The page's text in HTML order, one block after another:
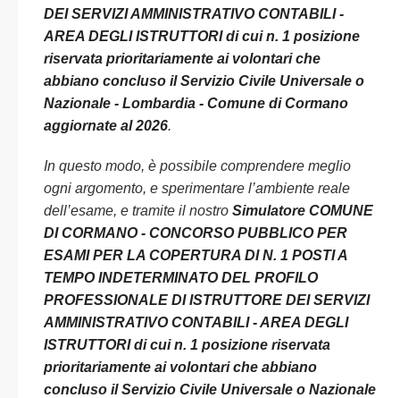
DEI SERVIZI AMMINISTRATIVO CONTABILI -
AREA DEGLI ISTRUTTORI di cui n. 1 posizione
riservata prioritariamente ai volontari che
abbiano concluso il Servizio Civile Universale o
Nazionale - Lombardia - Comune di Cormano
aggiornate al 2026.
In questo modo, è possibile comprendere meglio
ogni argomento, e sperimentare l’ambiente reale
dell’esame, e tramite il nostro Simulatore COMUNE
DI CORMANO - CONCORSO PUBBLICO PER
ESAMI PER LA COPERTURA DI N. 1 POSTI A
TEMPO INDETERMINATO DEL PROFILO
PROFESSIONALE DI ISTRUTTORE DEI SERVIZI
AMMINISTRATIVO CONTABILI - AREA DEGLI
ISTRUTTORI di cui n. 1 posizione riservata
prioritariamente ai volontari che abbiano
concluso il Servizio Civile Universale o Nazionale